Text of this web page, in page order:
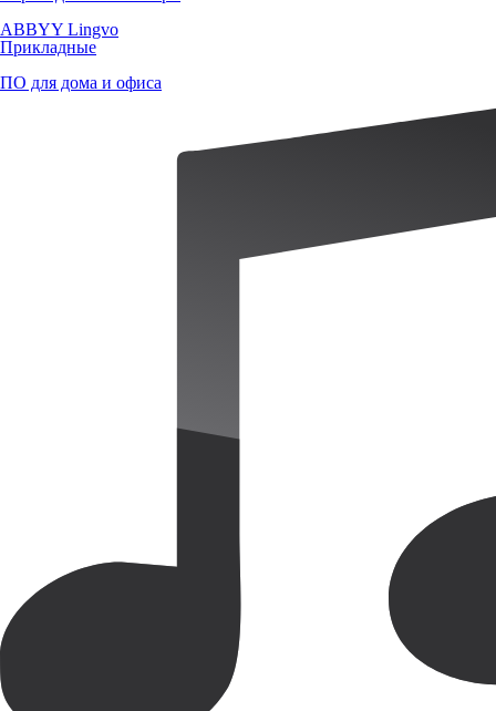
ABBYY Lingvo
Прикладные
ПО для дома и офиса